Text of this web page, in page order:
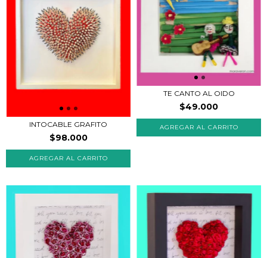
INTOCABLE GRAFITO
$98.000
AGREGAR AL CARRITO
TE CANTO AL OIDO
$49.000